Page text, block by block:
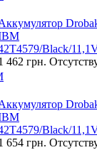
Black/
462 грн.
Black/
654 грн.